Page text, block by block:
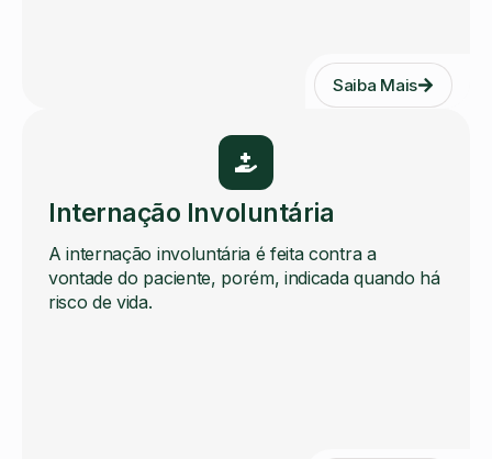
Saiba Mais
Internação Involuntária
A internação involuntária é feita contra a
vontade do paciente, porém, indicada quando há
risco de vida.